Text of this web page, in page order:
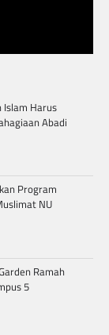
Islam Harus
Abadi
Program
NU
Ramah
5